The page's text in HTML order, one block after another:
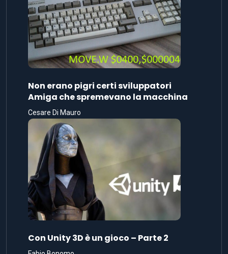
Non erano pigri certi sviluppatori
Amiga che spremevano la macchina
Cesare Di Mauro
Con Unity 3D è un gioco – Parte 2